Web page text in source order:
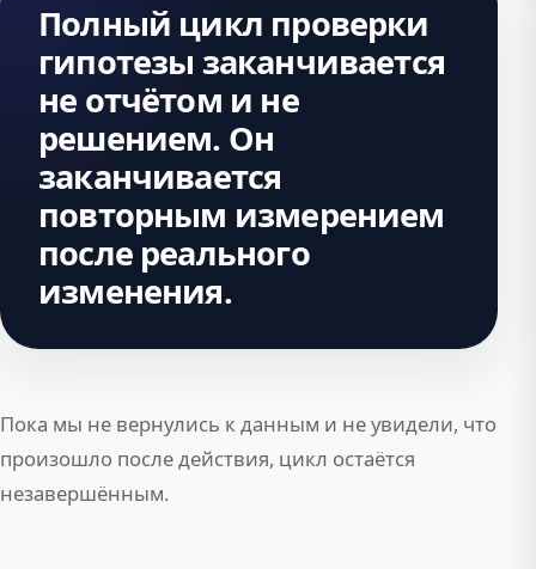
Полный цикл проверки
гипотезы заканчивается
не отчётом и не
решением. Он
заканчивается
повторным измерением
после реального
изменения.
Пока мы не вернулись к данным и не увидели, что
произошло после действия, цикл остаётся
незавершённым.